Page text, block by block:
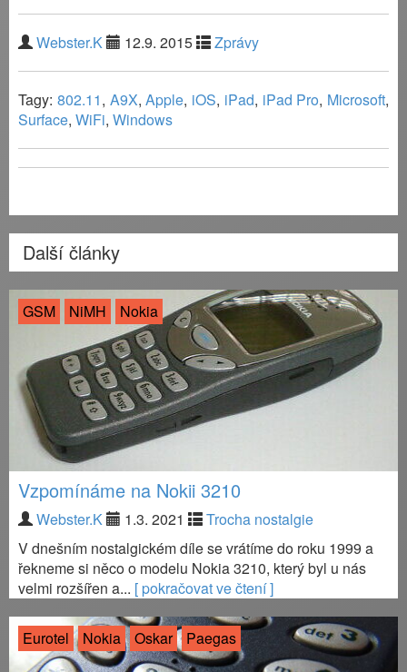
Webster.K 12.9. 2015 Zprávy
Tagy: 802.11, A9X,Apple, iOS, iPad, iPad Pro, Microsoft,
Surface, WiFi, Windows
Další články
GSM NiMH Nokia
Vzpomínáme na Nokii 3210
Webster.K 1.3. 2021
Trocha nostalgie
V dnešním nostalgickém díle se vrátíme do roku 1999 a
řekneme si něco o modelu Nokia 3210, který byl u nás
velmi rozšířen a... [ pokračovat ve čtení ]
Eurotel Nokia Oskar Paegas